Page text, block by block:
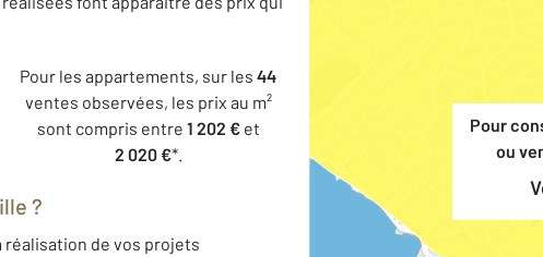
Pour les appartements, sur les 44
ventes observées, les prix au m²
sont compris entre 1 202 €et
2 020 €*.
?
réalisation de vos projets
Pour
ou